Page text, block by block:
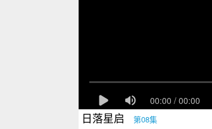
日落星启 第08集